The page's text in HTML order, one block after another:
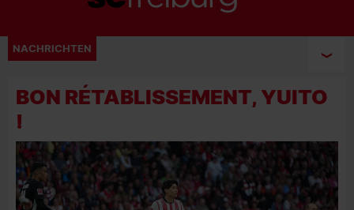
NACHRICHTEN
BON RÉTABLISSEMENT, YUITO
!